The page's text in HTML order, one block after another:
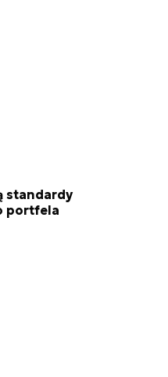
standardy
portfela